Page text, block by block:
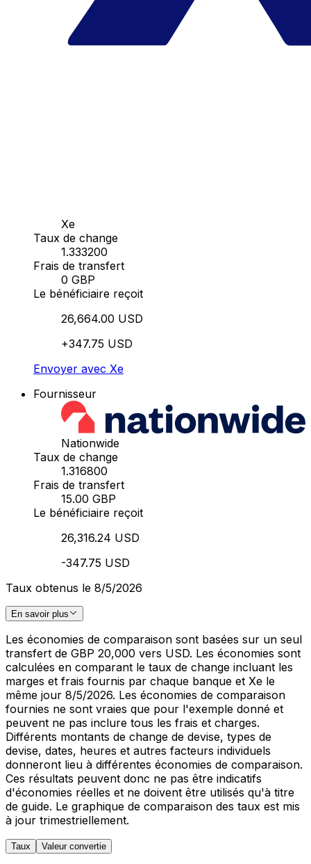
Xe
Taux de change
1.333200
Frais de transfert
0 GBP
Le bénéficiaire reçoit
26,664.00 USD
+347.75 USD
Envoyer avec Xe
Fournisseur
Nationwide
Taux de change
1.316800
Frais de transfert
15.00 GBP
Le bénéficiaire reçoit
26,316.24 USD
-347.75 USD
Taux obtenus le 8/5/2026
En savoir plus
Les économies de comparaison sont basées sur un seul
transfert de GBP 20,000 vers USD. Les économies sont
calculées en comparant le taux de change incluant les
marges et frais fournis par chaque banque et Xe le
même jour 8/5/2026. Les économies de comparaison
fournies ne sont vraies que pour l'exemple donné et
peuvent ne pas inclure tous les frais et charges.
Différents montants de change de devise, types de
devise, dates, heures et autres facteurs individuels
donneront lieu à différentes économies de comparaison.
Ces résultats peuvent donc ne pas être indicatifs
d'économies réelles et ne doivent être utilisés qu'à titre
de guide. Le graphique de comparaison des taux est mis
à jour trimestriellement.
Taux Valeur convertie